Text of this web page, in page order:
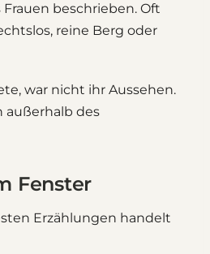
beschrieben. Oft
reine Berg oder
war nicht ihr Aussehen.
außerhalb des
Fenster
Erzählungen handelt